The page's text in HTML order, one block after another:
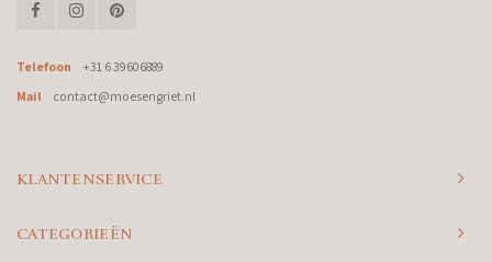
Telefoon
+31 6 39606889
Mail
contact@moesengriet.nl
KLANTENSERVICE
CATEGORIEËN